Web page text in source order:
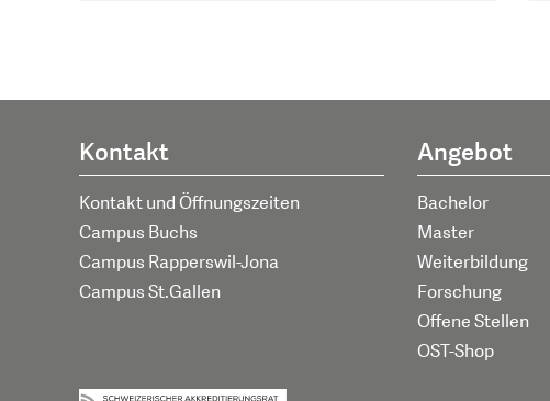
Kontakt
Kontakt und Öffnungszeiten
Campus Buchs
Campus Rapperswil-Jona
Campus St.Gallen
Angebot
Bachelor
Master
Weiterbildung
Forschung
Offene Stellen
OST-Shop